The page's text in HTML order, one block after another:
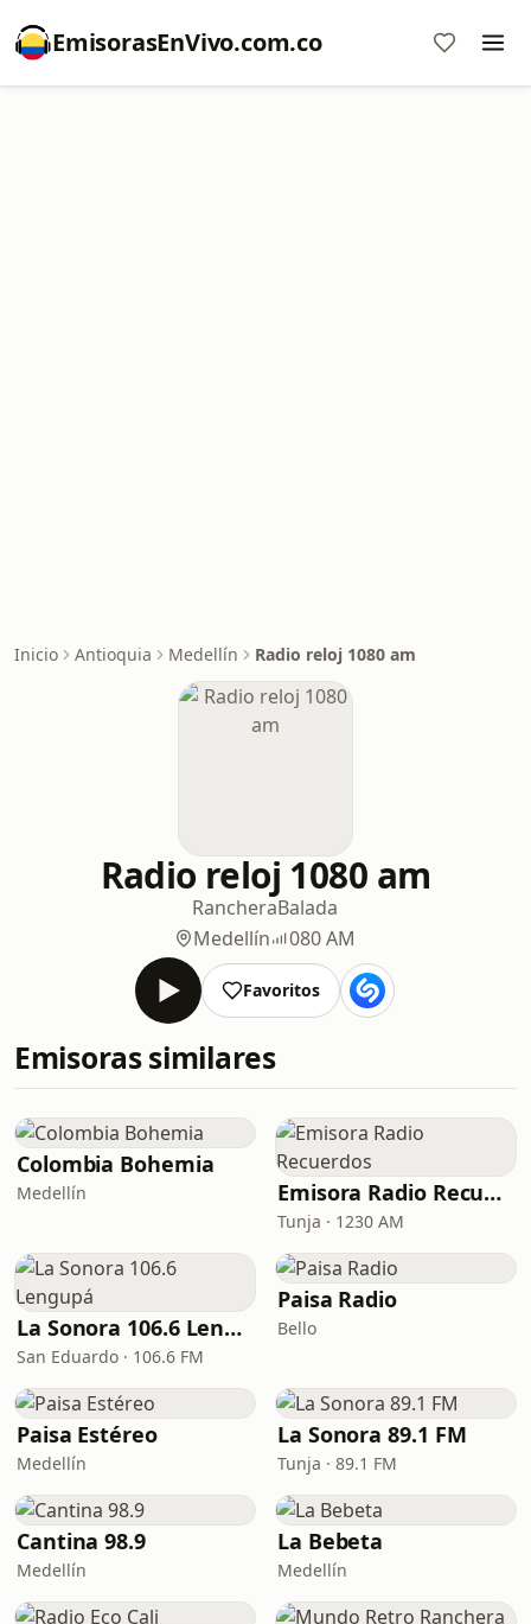
EmisorasEnVivo.com.co
Inicio Antioquia Medellín Radio reloj 1080 am
Radio reloj 1080 am
RancheraBalada
Medellín
080 AM
Favoritos
Emisoras similares
Colombia Bohemia
Medellín Emisora Radio Recuerdos
Tunja · 1230 AM
La Sonora 106.6 Lengupá
San Eduardo · 106.6 FM
Paisa Radio
Bello
Paisa Estéreo
Medellín
La Sonora 89.1 FM
Tunja · 89.1 FM
Cantina 98.9
Medellín
La Bebeta
Medellín